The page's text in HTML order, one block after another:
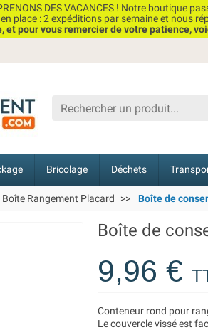
DES VACANCES ! Notre boutique
place : 2 expéditions par semaine et nous
et pour vous remercier de votre patience,
Bricolage Déchets
Boîte Rangement Placard Boîte de
Boîte de
9,96 €
Conteneur rond pour
Le couvercle vissé est